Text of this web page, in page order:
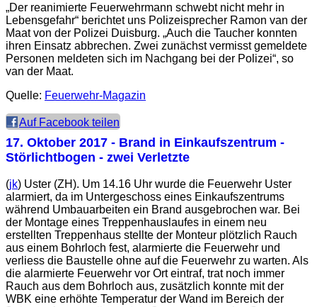
„Der reanimierte Feuerwehrmann schwebt nicht mehr in
Lebensgefahr“ berichtet uns Polizeisprecher Ramon van der
Maat von der Polizei Duisburg. „Auch die Taucher konnten
ihren Einsatz abbrechen. Zwei zunächst vermisst gemeldete
Personen meldeten sich im Nachgang bei der Polizei“, so
van der Maat.
Quelle: Feuerwehr-Magazin
Auf Facebook teilen
17. Oktober 2017 - Brand in Einkaufszentrum -
Störlichtbogen - zwei Verletzte
(jk) Uster (ZH). Um 14.16 Uhr wurde die Feuerwehr Uster
alarmiert, da im Untergeschoss eines Einkaufszentrums
während Umbauarbeiten ein Brand ausgebrochen war. Bei
der Montage eines Treppenhauslaufes in einem neu
erstellten Treppenhaus stellte der Monteur plötzlich Rauch
aus einem Bohrloch fest, alarmierte die Feuerwehr und
verliess die Baustelle ohne auf die Feuerwehr zu warten. Als
die alarmierte Feuerwehr vor Ort eintraf, trat noch immer
Rauch aus dem Bohrloch aus, zusätzlich konnte mit der
WBK eine erhöhte Temperatur der Wand im Bereich der